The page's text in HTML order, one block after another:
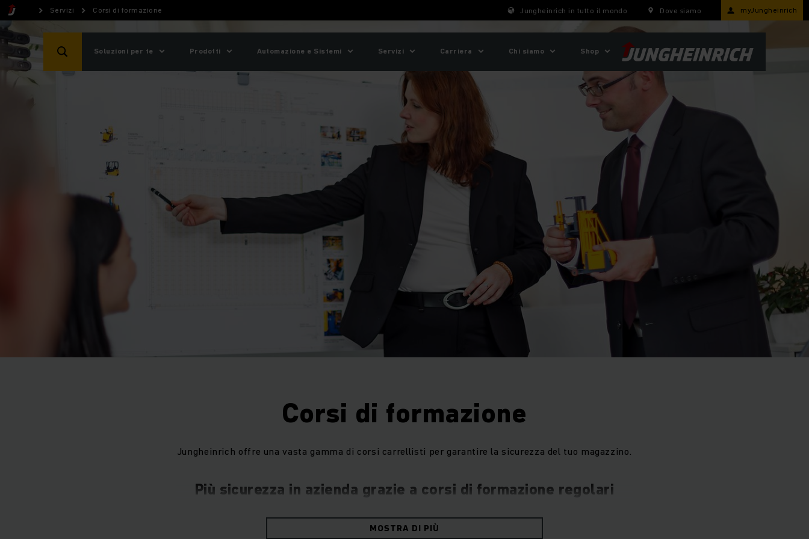
Servizi Corsi di formazione Jungheinrich in tutto il mondo Dove siamo myJungheinrich
Soluzioni per te Prodotti Automazione e Sistemi Servizi Carriera Chi siamo Shop
Corsi di formazione
Jungheinrich offre una vasta gamma di corsi carrellisti per garantire la sicurezza del tuo magazzino.
Più sicurezza in azienda grazie a corsi di formazione regolari
Il lavoro quotidiano è come lo sport: chi non padroneggia procedure o abilità deve esercitarsi molto
MOSTRA DI PIÙ